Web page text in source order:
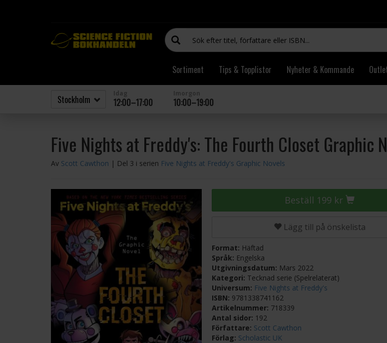
Sortiment Tips & Topplistor Nyheter & Kommande
12:00–17:00 10:00–19:00
Five Nights at Freddy's: The Fourth Closet Graphic
Av Scott Cawthon | Del 3 i serien Five Nights at Freddy's Graphic Novels
Beställ 199 kr
Lägg till på önskelista
Format: Häftad
Språk: Engelska
Utgivningsdatum: Mars 2022
Kategori: Tecknad serie (Spelrelaterat)
Universum: Five Nights at Freddy's
ISBN: 9781338741162
Artikelnummer: 718339
Antal sidor: 192
Författare: Scott Cawthon
Förlag: Scholastic UK